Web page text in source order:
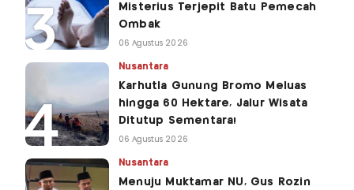
Misterius Terjepit Batu Pemecah
Ombak
06 Agustus 2026
Nusantara
Karhutla Gunung Bromo Meluas
hingga 60 Hektare, Jalur Wisata
Ditutup Sementara!
06 Agustus 2026
Nusantara
Menuju Muktamar NU, Gus Rozin